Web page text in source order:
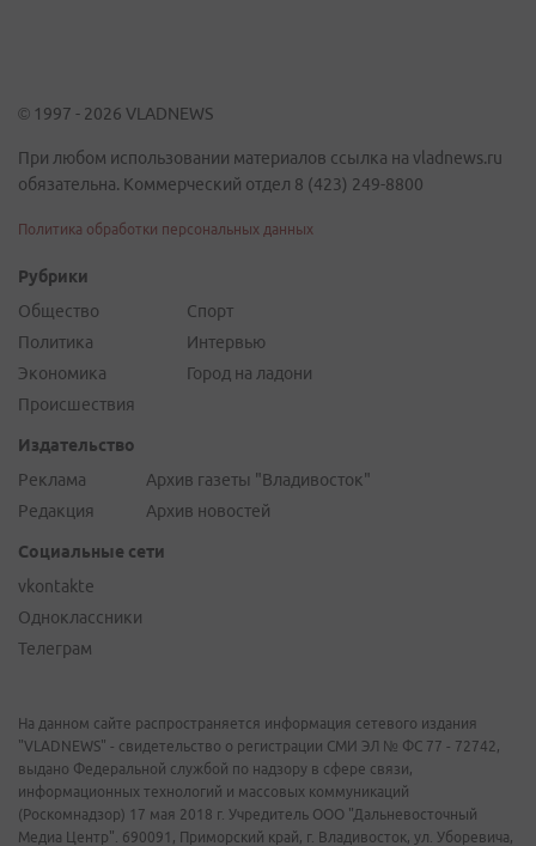
© 1997 - 2026 VLADNEWS
При любом использовании материалов ссылка на vladnews.ru
обязательна. Коммерческий отдел 8 (423) 249-8800
Политика обработки персональных данных
Рубрики
Общество
Политика
Экономика
Происшествия
Спорт
Интервью
Город на ладони
Издательство
Реклама
Редакция
Архив газеты "Владивосток"
Архив новостей
Социальные сети
vkontakte
Одноклассники
Телеграм
На данном сайте распространяется информация сетевого издания
"VLADNEWS" - свидетельство о регистрации СМИ ЭЛ № ФС 77 - 72742,
выдано Федеральной службой по надзору в сфере связи,
информационных технологий и массовых коммуникаций
(Роскомнадзор) 17 мая 2018 г. Учредитель ООО "Дальневосточный
Медиа Центр". 690091, Приморский край, г. Владивосток, ул. Уборевича,